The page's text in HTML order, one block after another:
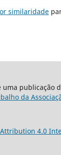
similaridade
uma publicação
da
4.0